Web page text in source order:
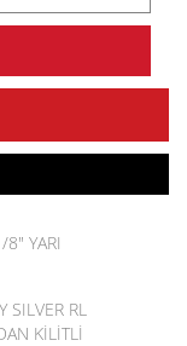
YARI
SILVER RL
KİLİTLİ